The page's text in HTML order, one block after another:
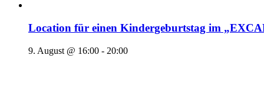
Location für einen Kindergeburtstag im
9. August @ 16:00 - 20:00